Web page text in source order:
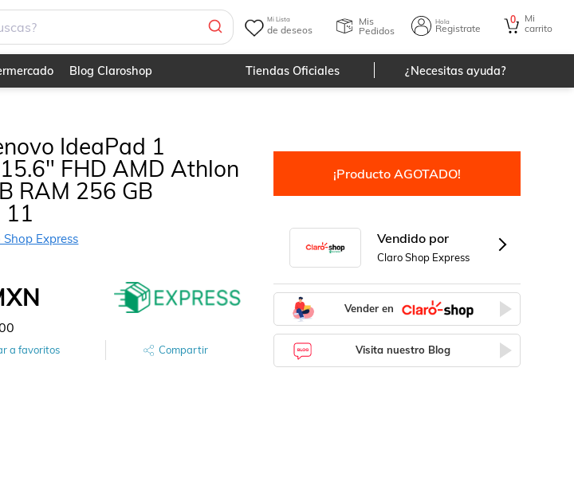
Mi Lista
de deseos
Mis
Pedidos
Hola
Registrate
0
Mi
carrito
Blog Claroshop Tiendas Oficiales ¿Necesitas ayuda?
IdeaPad 1
FHD AMD Athlon
RAM 256 GB
Shop Express
a favoritos Compartir
¡Producto AGOTADO!
Vendido por
Claro Shop Express
Vender en
Visita nuestro Blog
Windows 11